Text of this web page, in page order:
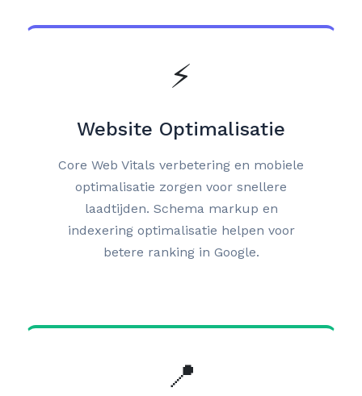
⚡
Website Optimalisatie
Core Web Vitals verbetering en mobiele
optimalisatie zorgen voor snellere
laadtijden. Schema markup en
indexering optimalisatie helpen voor
betere ranking in Google.
📍